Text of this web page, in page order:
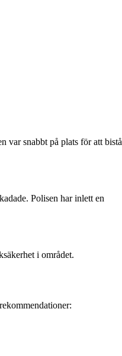
var snabbt på plats för att bistå
Polisen har inlett en
i området.